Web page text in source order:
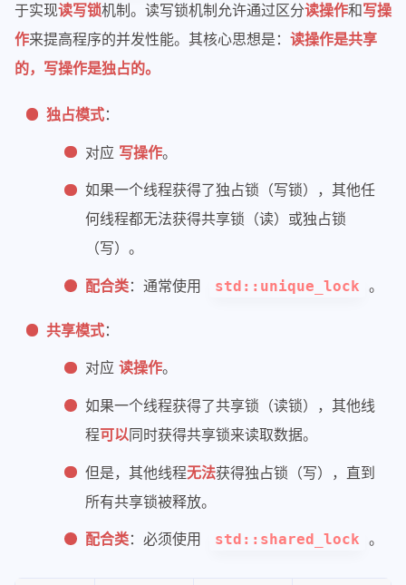
于实现读写锁机制。读写锁机制允许通过区分读操作和写操
作来提高程序的并发性能。其核心思想是： 读操作是共享
的，写操作是独占的。
独占模式：
对应 写操作。
如果一个线程获得了独占锁（写锁），其他任
何线程都无法获得共享锁（读）或独占锁
（写）。
配合类：通常使用 std::unique_lock 。
共享模式：
对应 读操作。
如果一个线程获得了共享锁（读锁），其他线
程可以同时获得共享锁来读取数据。
但是，其他线程无法获得独占锁（写），直到
所有共享锁被释放。
配合类：必须使用 std::shared_lock 。